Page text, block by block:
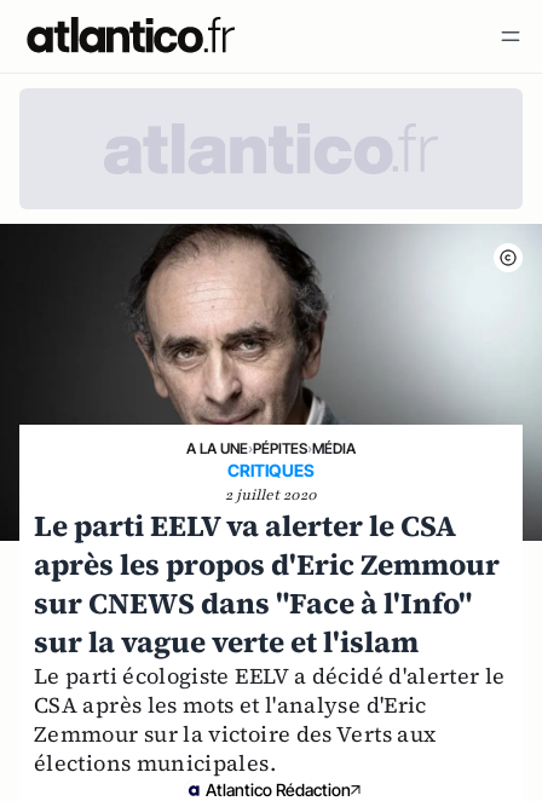
A LA UNE›PÉPITES›MÉDIA
CRITIQUES
2 juillet 2020
Le parti EELV va alerter le CSA
après les propos d'Eric Zemmour
sur CNEWS dans "Face à l'Info"
sur la vague verte et l'islam
Le parti écologiste EELV a décidé d'alerter le
CSA après les mots et l'analyse d'Eric
Zemmour sur la victoire des Verts aux
élections municipales.
Atlantico Rédaction